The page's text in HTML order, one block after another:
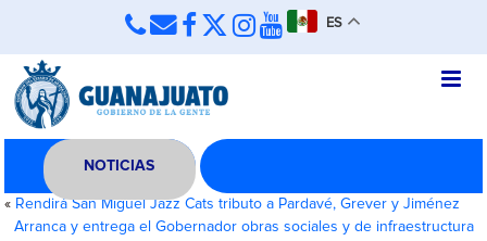
ES
NOTICIAS
« Rendirá San Miguel Jazz Cats tributo a Pardavé, Grever y Jiménez
Arranca y entrega el Gobernador obras sociales y de infraestructura